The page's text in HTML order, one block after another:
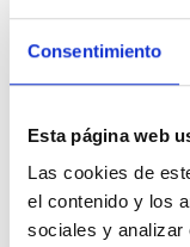
Consentimiento
Esta página web
Las cookies de
el contenido y los
sociales y analizar